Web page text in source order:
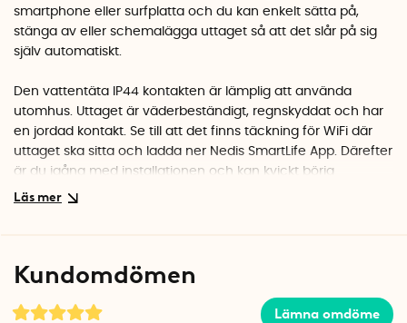
smartphone eller surfplatta och du kan enkelt sätta på,
stänga av eller schemalägga uttaget så att det slår på sig
själv automatiskt.
Den vattentäta IP44 kontakten är lämplig att använda
utomhus. Uttaget är väderbeständigt, regnskyddat och har
en jordad kontakt. Se till att det finns täckning för WiFi där
uttaget ska sitta och ladda ner Nedis SmartLife App. Därefter
är du igång med installationen och kan kvickt börja
använda uttaget.
du än befinner dig. Du kan även schemalägga
av sig själv efter fasta klockslag, eller efter andra parametrar
Kundomdömen
Lämna omdöme